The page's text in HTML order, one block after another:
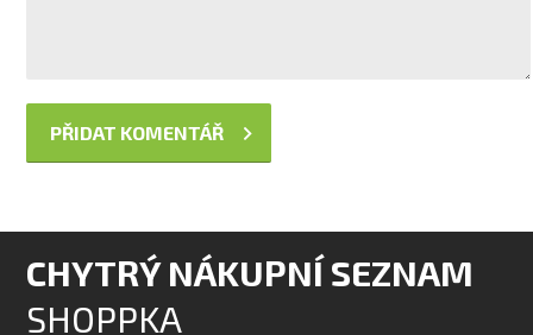
CHYTRÝ NÁKUPNÍ SEZNAM
SHOPPKA